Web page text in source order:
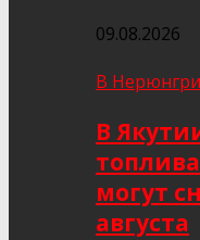
09.08.2026
В Нерюнгри
В
могут
августа